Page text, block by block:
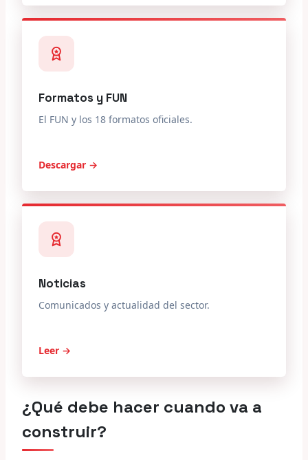
Formatos y FUN
El FUN y los 18 formatos oficiales.
Descargar →
Noticias
Comunicados y actualidad del sector.
Leer →
¿Qué debe hacer cuando va a
construir?